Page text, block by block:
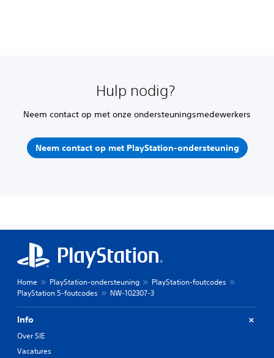
Hulp nodig?
Neem contact op met onze ondersteuningsmedewerkers
Neem contact op met PlayStation-ondersteuning
Home PlayStation-ondersteuning
PlayStation-foutcodes
PlayStation 5-foutcodes
NW-102307-3
Info
Over SIE
Vacatures